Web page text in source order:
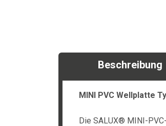
Beschreibung
MINI PVC Wellplatte
Die SALUX® MINI-